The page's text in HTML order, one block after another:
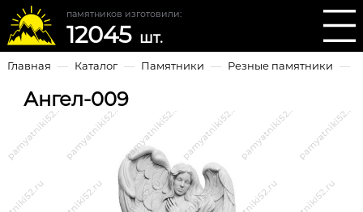
памятников изготовили:
12045 шт.
Главная — Каталог — Памятники — Резные памятники —
Ангел-009